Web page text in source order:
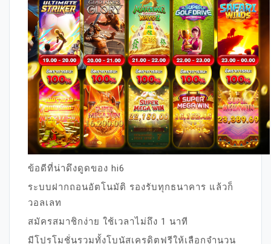
ข้อดีที่น่าดึงดูดของ hi6
ระบบฝากถอนอัตโนมัติ รองรับทุกธนาคาร แล้วก็
วอลเลท
สมัครสมาชิกง่าย ใช้เวลาไม่ถึง 1 นาที
มีโปรโมชั่นรวมทั้งโบนัสเครดิตฟรีให้เลือกจำนวน